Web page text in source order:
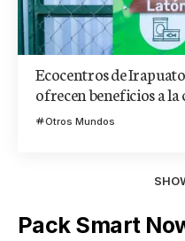
Ecocentros de
ofrecen beneficios a
Otros Mundos
Pack Smart